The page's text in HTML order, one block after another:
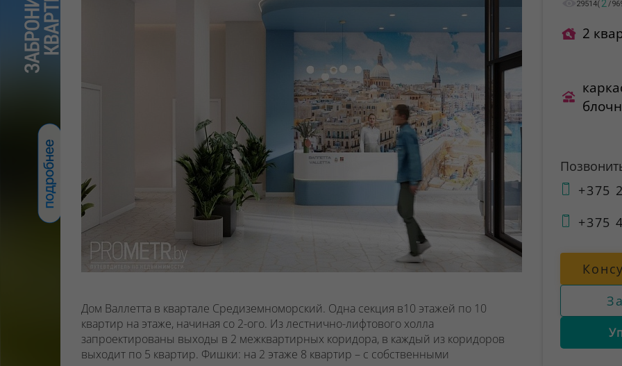
Дом Валлетта в квартале Средиземноморский. Одна секция в10 этажей по 10
квартир на этаже, начиная со 2-ого. Из лестнично-лифтового холла
запроектированы выходы в 2 межквартирных коридора, в каждый из коридоров
выходит по 5 квартир. Фишки: на 2 этаже 8 квартир – с собственными
29514( 2 /
2
+375
+375